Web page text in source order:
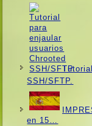
SSH/SFTP.
en 15…